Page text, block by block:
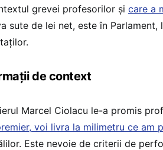
grevei profesorilor și care a
sute de lei net, este în
de context
Marcel Ciolacu le-a promis
voi livra la milimetru ce am
Este nevoie de criterii de